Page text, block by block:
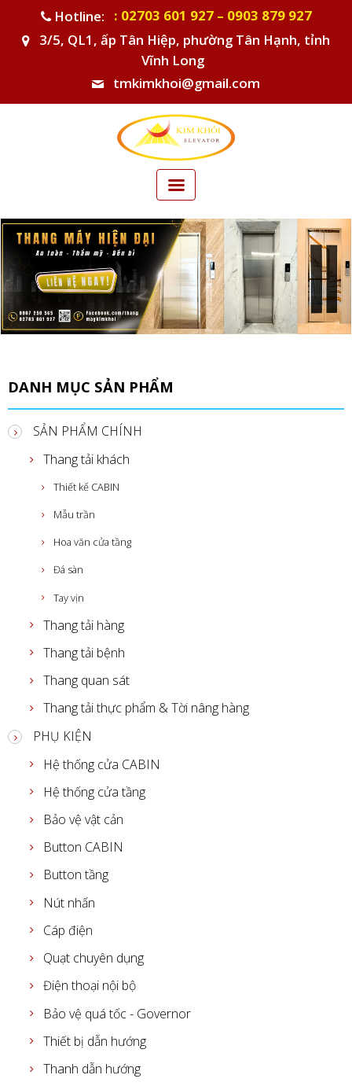
Hotline:
: 02703 601 927 – 0903 879 927
3/5, QL1, ấp Tân Hiệp, phường Tân Hạnh, tỉnh
Vĩnh Long
tmkimkhoi@gmail.com
DANH MỤC SẢN PHẨM
SẢN PHẨM CHÍNH
Thang tải khách
Thiết kế CABIN
Mẫu trần
Hoa văn cửa tầng
Đá sàn
Tay vịn
Thang tải hàng
Thang tải bệnh
Thang quan sát
Thang tải thực phẩm & Tời nâng hàng
PHỤ KIỆN
Hệ thống cửa CABIN
Hệ thống cửa tầng
Bảo vệ vật cản
Button CABIN
Button tầng
Nút nhấn
Cáp điện
Quạt chuyên dụng
Điện thoại nội bộ
Bảo vệ quá tốc - Governor
Thiết bị dẫn hướng
Thanh dẫn hướng